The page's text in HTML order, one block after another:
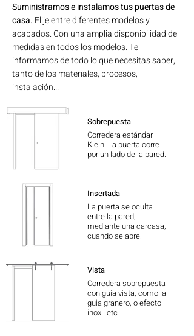
Suministramos e instalamos tus puertas de
casa. ​​Elije entre diferentes modelos y
acabados. Con una amplia disponibilidad de
medidas en todos los modelos. Te
informamos de todo lo que necesitas saber,
tanto de los materiales, procesos,
instalación...
Sobrepuesta
Corredera estándar
Klein. La puerta corre
por un lado de la pared.
Insertada
La puerta se oculta
entre la pared,
mediante una carcasa,
cuando se abre.
Vista
Corredera sobrepuesta
con guía vista, como la
guia granero, o efecto
inox...etc